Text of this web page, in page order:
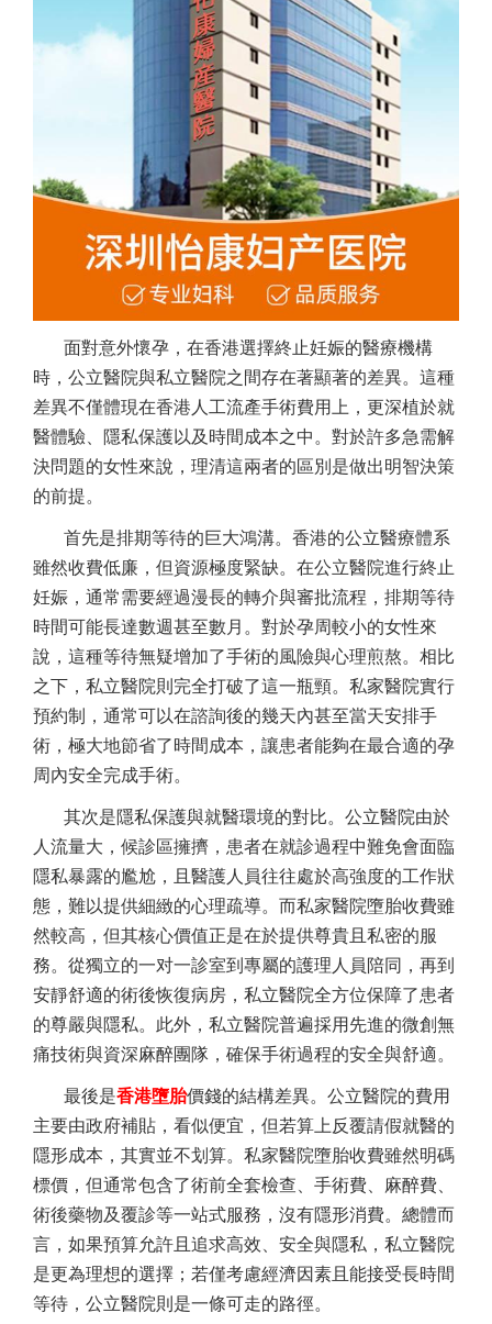
面對意外懷孕，在香港選擇終止妊娠的醫療機構
時，公立醫院與私立醫院之間存在著顯著的差異。這種
差異不僅體現在香港人工流產手術費用上，更深植於就
醫體驗、隱私保護以及時間成本之中。對於許多急需解
決問題的女性來說，理清這兩者的區別是做出明智決策
的前提。
首先是排期等待的巨大鴻溝。香港的公立醫療體系
雖然收費低廉，但資源極度緊缺。在公立醫院進行終止
妊娠，通常需要經過漫長的轉介與審批流程，排期等待
時間可能長達數週甚至數月。對於孕周較小的女性來
說，這種等待無疑增加了手術的風險與心理煎熬。相比
之下，私立醫院則完全打破了這一瓶頸。私家醫院實行
預約制，通常可以在諮詢後的幾天內甚至當天安排手
術，極大地節省了時間成本，讓患者能夠在最合適的孕
周內安全完成手術。
其次是隱私保護與就醫環境的對比。公立醫院由於
人流量大，候診區擁擠，患者在就診過程中難免會面臨
隱私暴露的尷尬，且醫護人員往往處於高強度的工作狀
態，難以提供細緻的心理疏導。而私家醫院墮胎收費雖
然較高，但其核心價值正是在於提供尊貴且私密的服
務。從獨立的一对一診室到專屬的護理人員陪同，再到
安靜舒適的術後恢復病房，私立醫院全方位保障了患者
的尊嚴與隱私。此外，私立醫院普遍採用先進的微創無
痛技術與資深麻醉團隊，確保手術過程的安全與舒適。
最後是香港墮胎價錢的結構差異。公立醫院的費用
主要由政府補貼，看似便宜，但若算上反覆請假就醫的
隱形成本，其實並不划算。私家醫院墮胎收費雖然明碼
標價，但通常包含了術前全套檢查、手術費、麻醉費、
術後藥物及覆診等一站式服務，沒有隱形消費。總體而
言，如果預算允許且追求高效、安全與隱私，私立醫院
是更為理想的選擇；若僅考慮經濟因素且能接受長時間
等待，公立醫院則是一條可走的路徑。